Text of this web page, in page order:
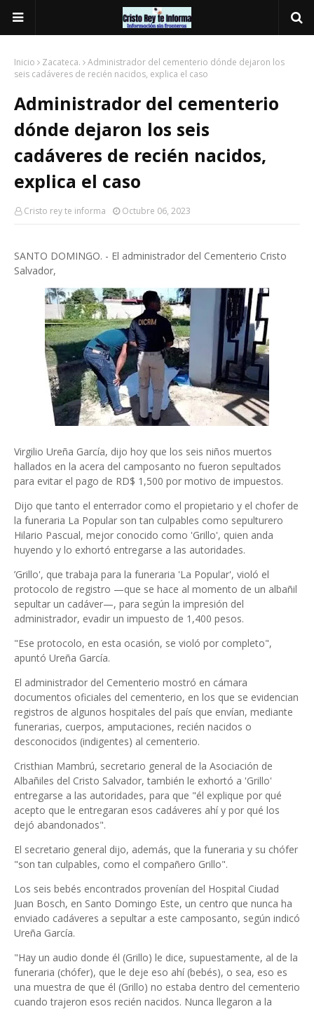
Inicio Zacateca.
Administrador del cementerio dónde dejaron los
seis cadáveres de recién nacidos, explica el caso
Administrador del cementerio
dónde dejaron los seis
cadáveres de recién nacidos,
explica el caso
Cristo rey te informa Octubre 06, 2023
SANTO DOMINGO. - El administrador del Cementerio Cristo
Salvador,
Virgilio Ureña García, dijo hoy que los seis niños muertos
hallados en la acera del camposanto no fueron sepultados
para evitar el pago de RD$ 1,500 por motivo de impuestos.
Dijo que tanto el enterrador como el propietario y el chofer de
la funeraria La Popular son tan culpables como sepulturero
Hilario Pascual, mejor conocido como 'Grillo', quien anda
huyendo y lo exhortó entregarse a las autoridades.
’Grillo', que trabaja para la funeraria 'La Popular', violó el
protocolo de registro —que se hace al momento de un albañil
sepultar un cadáver—, para según la impresión del
administrador, evadir un impuesto de 1,400 pesos.
"Ese protocolo, en esta ocasión, se violó por completo",
apuntó Ureña García.
El administrador del Cementerio mostró en cámara
documentos oficiales del cementerio, en los que se evidencian
registros de algunos hospitales del país que envían, mediante
funerarias, cuerpos, amputaciones, recién nacidos o
desconocidos (indigentes) al cementerio.
Cristhian Mambrú, secretario general de la Asociación de
Albañiles del Cristo Salvador, también le exhortó a 'Grillo'
entregarse a las autoridades, para que "él explique por qué
acepto que le entregaran esos cadáveres ahí y por qué los
dejó abandonados".
El secretario general dijo, además, que la funeraria y su chófer
"son tan culpables, como el compañero Grillo".
Los seis bebés encontrados provenían del Hospital Ciudad
Juan Bosch, en Santo Domingo Este, un centro que nunca ha
enviado cadáveres a sepultar a este camposanto, según indicó
Ureña García.
"Hay un audio donde él (Grillo) le dice, supuestamente, al de la
funeraria (chófer), que le deje eso ahí (bebés), o sea, eso es
una muestra de que él (Grillo) no estaba dentro del cementerio
cuando trajeron esos recién nacidos. Nunca llegaron a la